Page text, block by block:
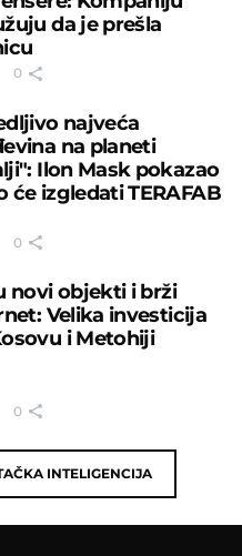
da je prešla
0
najveća
na planeti
Ilon Mask pokazao
će izgledati TERAFAB
0
novi objekti i brži
Velika investicija
i Metohiji
0
INTELIGENCIJA